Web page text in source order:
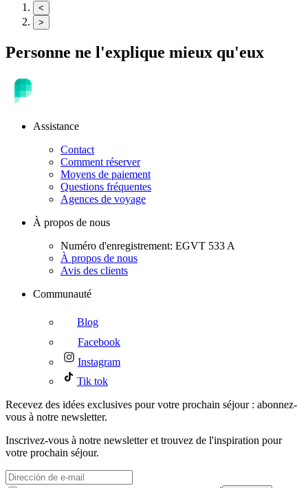
<
>
Personne ne l'explique mieux qu'eux
Assistance
Contact
Comment réserver
Moyens de paiement
Questions fréquentes
Agences de voyage
À propos de nous
Numéro d'enregistrement: EGVT 533 A
À propos de nous
Avis des clients
Communauté
Blog
Facebook
Instagram
Tik tok
Recevez des idées exclusives pour votre prochain séjour : abonnez-
vous à notre newsletter.
Inscrivez-vous à notre newsletter et trouvez de l'inspiration pour
votre prochain séjour.